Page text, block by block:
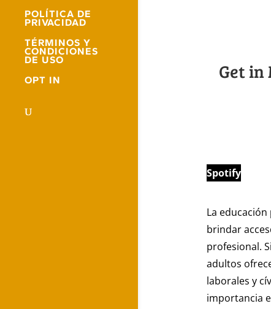
POLÍTICA DE
PRIVACIDAD
TÉRMINOS Y
CONDICIONES
DE USO
OPT IN
Get in
Spotify
La
brindar
profesional.
adultos
laborales y
importancia